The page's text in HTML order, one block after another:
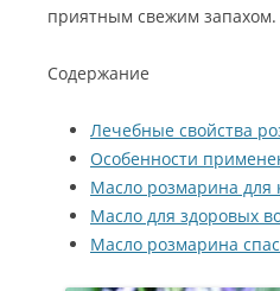
приятным свежим запахом.
Содержание
Лечебные свойства
Особенности
Масло розмарина для
Масло для здоровых
Масло розмарина